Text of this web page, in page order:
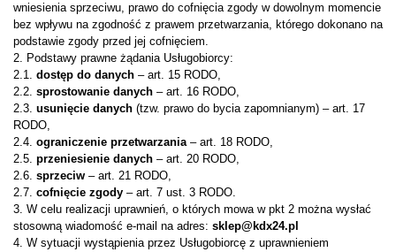
wniesienia sprzeciwu, prawo do cofnięcia zgody w dowolnym momencie
bez wpływu na zgodność z prawem przetwarzania, którego dokonano na
podstawie zgody przed jej cofnięciem.
2. Podstawy prawne żądania Usługobiorcy:
2.1. dostęp do danych – art. 15 RODO,
2.2. sprostowanie danych – art. 16 RODO,
2.3. usunięcie danych (tzw. prawo do bycia zapomnianym) – art. 17
RODO,
2.4. ograniczenie przetwarzania– art. 18 RODO,
2.5. przeniesienie danych – art. 20 RODO,
2.6. sprzeciw – art. 21 RODO,
2.7. cofnięcie zgody – art. 7 ust. 3 RODO.
3. W celu realizacji uprawnień, o których mowa w pkt 2 można wysłać
stosowną wiadomość e-mail na adres: sklep@kdx24.pl
4. W sytuacji wystąpienia przez Usługobiorcę z uprawnieniem